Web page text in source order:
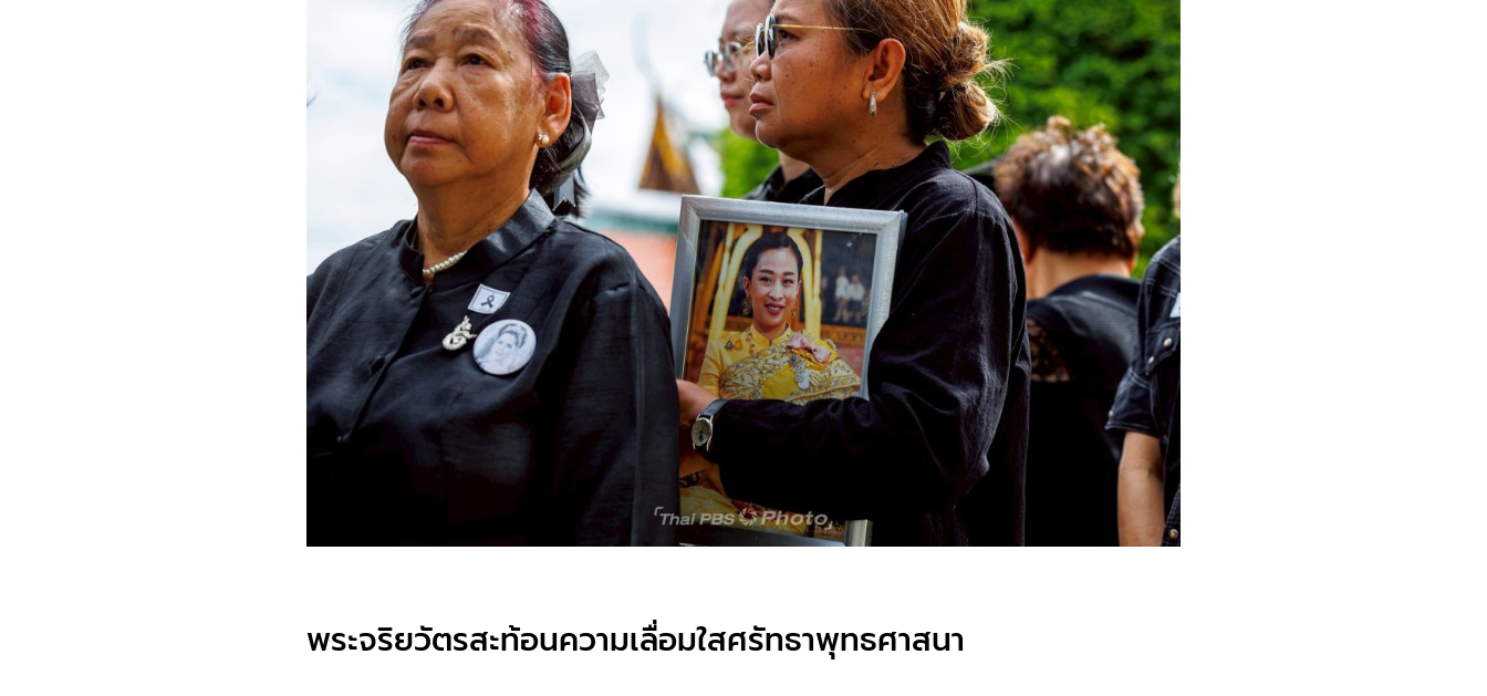
พระจริยวัตรสะท้อนความเลื่อมใสศรัทธาพุทธศาสนา